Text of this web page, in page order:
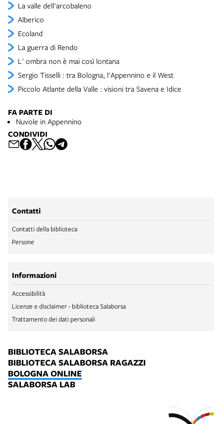
La valle dell'arcobaleno
Alberico
Ecoland
La guerra di Rendo
L' ombra non è mai così lontana
Sergio Tisselli : tra Bologna, l'Appennino e il West
Piccolo Atlante della Valle : visioni tra Savena e Idice
FA PARTE DI
Nuvole in Appennino
CONDIVIDI
Contatti
Contatti della biblioteca
Persone
Informazioni
Accessibilità
Licenze e disclaimer - biblioteca Salaborsa
Trattamento dei dati personali
BIBLIOTECA SALABORSA
BIBLIOTECA SALABORSA RAGAZZI
BOLOGNA ONLINE
SALABORSA LAB